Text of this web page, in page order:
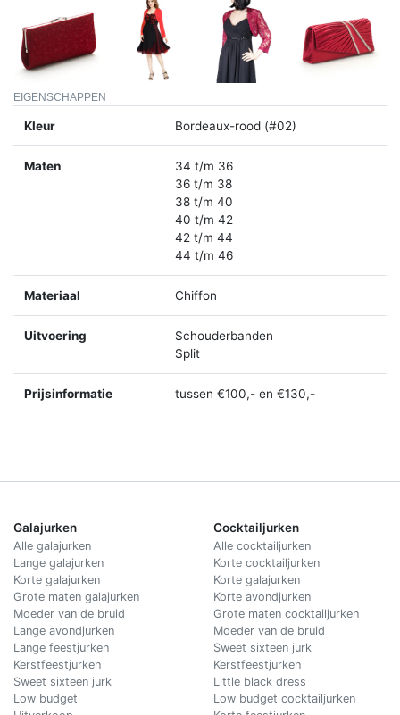
EIGENSCHAPPEN
Kleur Bordeaux-rood (#02)
Maten
34 t/m 36
36 t/m 38
38 t/m 40
40 t/m 42
42 t/m 44
44 t/m 46
Materiaal Chiffon
Uitvoering
Schouderbanden
Split
Prijsinformatie tussen €100,- en €130,-
Galajurken
Alle galajurken
Lange galajurken
Korte galajurken
Grote maten galajurken
Moeder van de bruid
Lange avondjurken
Lange feestjurken
Kerstfeestjurken
Sweet sixteen jurk
Low budget
Cocktailjurken
Alle cocktailjurken
Korte cocktailjurken
Korte galajurken
Korte avondjurken
Grote maten cocktailjurken
Moeder van de bruid
Sweet sixteen jurk
Kerstfeestjurken
Little black dress
Low budget cocktailjurken